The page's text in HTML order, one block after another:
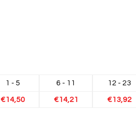
1 - 5 6 - 11 12 - 23
€14,50 €14,21 €13,92